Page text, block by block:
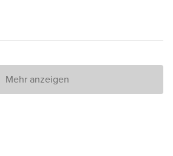
Mehr anzeigen